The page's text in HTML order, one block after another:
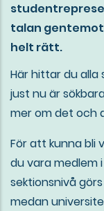
talan
helt rätt.
Här hittar du
just nu är
mer om det och
För att kunna bli
du vara medlem
sektionsnivå
medan